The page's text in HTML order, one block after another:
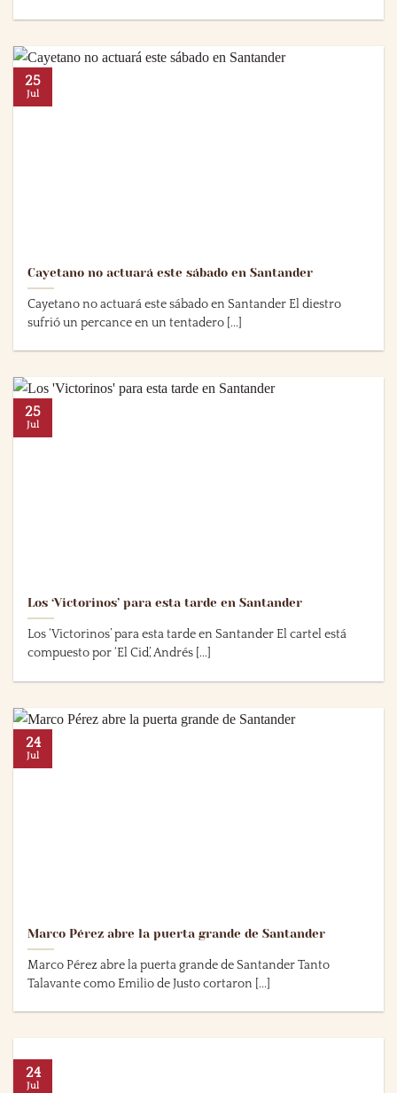
Cayetano no actuará este sábado en Santander
Cayetano no actuará este sábado en Santander El diestro
sufrió un percance en un tentadero [...]
25
Jul
Los ‘Victorinos’ para esta tarde en Santander
Los ‘Victorinos’ para esta tarde en Santander El cartel está
compuesto por ‘El Cid’, Andrés [...]
25
Jul
Marco Pérez abre la puerta grande de Santander
Marco Pérez abre la puerta grande de Santander Tanto
Talavante como Emilio de Justo cortaron [...]
24
Jul
24
Jul